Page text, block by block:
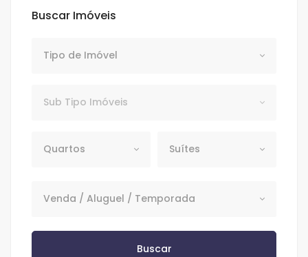
Buscar Imóveis
Tipo de Imóvel
Sub Tipo Imóveis
Quartos Suítes
Venda / Aluguel / Temporada
Venda / Aluguel / Temporada
Buscar